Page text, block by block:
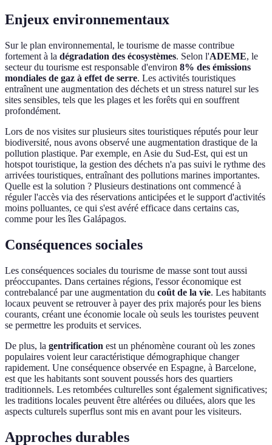
Enjeux environnementaux
Sur le plan environnemental, le tourisme de masse contribue
fortement à la dégradation des écosystèmes. Selon l'ADEME, le
secteur du tourisme est responsable d'environ 8% des émissions
mondiales de gaz à effet de serre. Les activités touristiques
entraînent une augmentation des déchets et un stress naturel sur les
sites sensibles, tels que les plages et les forêts qui en souffrent
profondément.
Lors de nos visites sur plusieurs sites touristiques réputés pour leur
biodiversité, nous avons observé une augmentation drastique de la
pollution plastique. Par exemple, en Asie du Sud-Est, qui est un
hotspot touristique, la gestion des déchets n'a pas suivi le rythme des
arrivées touristiques, entraînant des pollutions marines importantes.
Quelle est la solution ? Plusieurs destinations ont commencé à
réguler l'accès via des réservations anticipées et le support d'activités
moins polluantes, ce qui s'est avéré efficace dans certains cas,
comme pour les îles Galápagos.
Conséquences sociales
Les conséquences sociales du tourisme de masse sont tout aussi
préoccupantes. Dans certaines régions, l'essor économique est
contrebalancé par une augmentation du coût de la vie. Les habitants
locaux peuvent se retrouver à payer des prix majorés pour les biens
courants, créant une économie locale où seuls les touristes peuvent
se permettre les produits et services.
De plus, la gentrification est un phénomène courant où les zones
populaires voient leur caractéristique démographique changer
rapidement. Une conséquence observée en Espagne, à Barcelone,
est que les habitants sont souvent poussés hors des quartiers
traditionnels. Les retombées culturelles sont également significatives;
les traditions locales peuvent être altérées ou diluées, alors que les
aspects culturels superflus sont mis en avant pour les visiteurs.
Approches durables